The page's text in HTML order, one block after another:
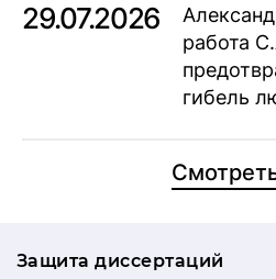
29.07.2026
работа
гибель
Защита диссертаций